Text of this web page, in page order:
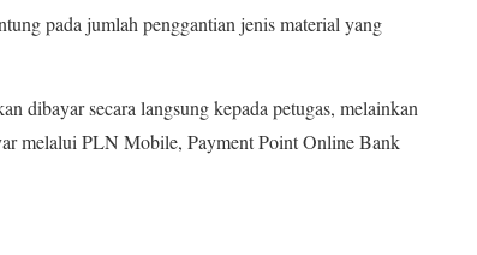
pada jumlah penggantian jenis material yang
dibayar secara langsung kepada petugas, melainkan
melalui PLN Mobile, Payment Point Online Bank